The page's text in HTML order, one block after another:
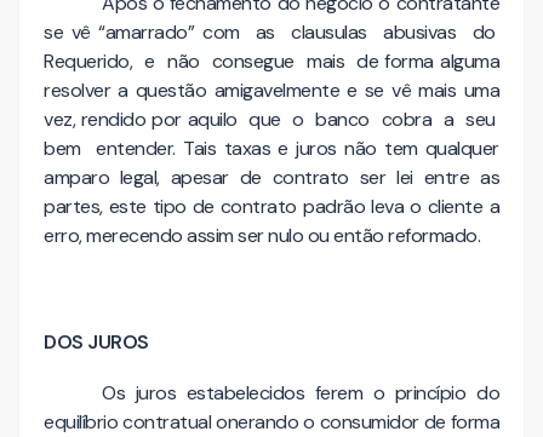
se vê “amarrado” com as clausulas abusivas do
Requerido, e não consegue mais de forma alguma
resolver a questão amigavelmente e se vê mais uma
vez, rendido por aquilo que o banco cobra a seu
bem entender. Tais taxas e juros não tem qualquer
amparo legal, apesar de contrato ser lei entre as
partes, este tipo de contrato padrão leva o cliente a
erro, merecendo assim ser nulo ou então reformado.
DOS JUROS
Os juros estabelecidos ferem o princípio do
equilíbrio contratual onerando o consumidor de forma